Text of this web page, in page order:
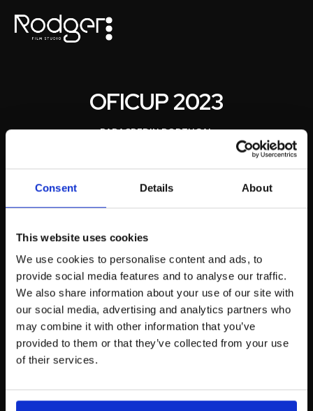
Consent Details About
This website uses cookies
We use cookies to personalise content and ads, to
provide social media features and to analyse our traffic.
We also share information about your use of our site with
our social media, advertising and analytics partners who
may combine it with other information that you’ve
provided to them or that they’ve collected from your use
of their services.
OFICUP 2023
PARACREDIN PORTUGAL
Evento habitual dentro do universo Credin. Não só em
sediada. Pela primeira vez foi realizado em Portugal e
contou com a maior participação de sempre dos seus
desafiou-nos mais uma vez a captar a alegria e magia